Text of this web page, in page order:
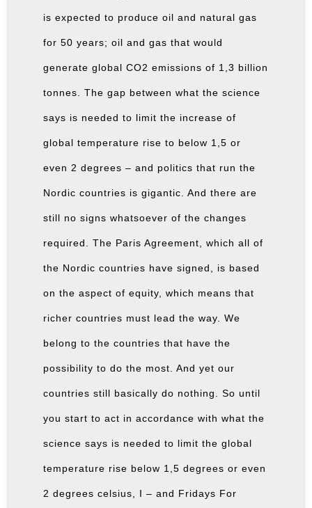
is expected to produce oil and natural gas
for 50 years; oil and gas that would
generate global CO2 emissions of 1,3 billion
tonnes. The gap between what the science
says is needed to limit the increase of
global temperature rise to below 1,5 or
even 2 degrees – and politics that run the
Nordic countries is gigantic. And there are
still no signs whatsoever of the changes
required. The Paris Agreement, which all of
the Nordic countries have signed, is based
on the aspect of equity, which means that
richer countries must lead the way. We
belong to the countries that have the
possibility to do the most. And yet our
countries still basically do nothing. So until
you start to act in accordance with what the
science says is needed to limit the global
temperature rise below 1,5 degrees or even
2 degrees celsius, I – and Fridays For